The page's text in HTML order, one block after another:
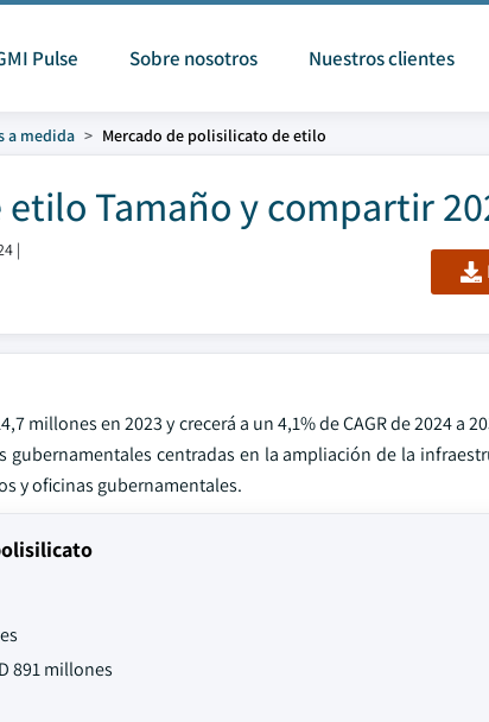
Pulse Sobre nosotros Nuestros clientes
a medida Mercado de polisilicato de etilo
Tamaño y compartir
|
millones en 2023 y crecerá a un 4,1% de CAGR de 2024 a
centradas en la ampliación de la
y oficinas gubernamentales.
891 millones